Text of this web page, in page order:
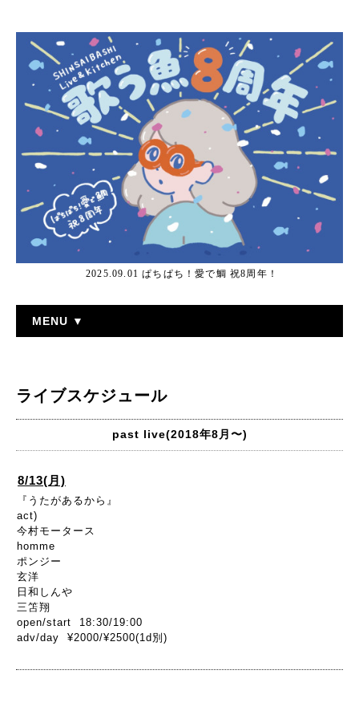
2025.09.01 ぱちぱち！愛で鯛 祝8周年！
MENU ▼
ライブスケジュール
past live(2018年8月〜)
8/13(月)
『うたがあるから』
act)
今村モータース
homme
ポンジー
玄洋
日和しんや
三笘翔
open/start 18:30/19:00
adv/day ¥2000/¥2500(1d別)